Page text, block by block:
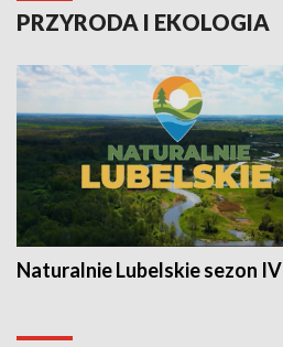
PRZYRODA I EKOLOGIA
Naturalnie Lubelskie sezon IV